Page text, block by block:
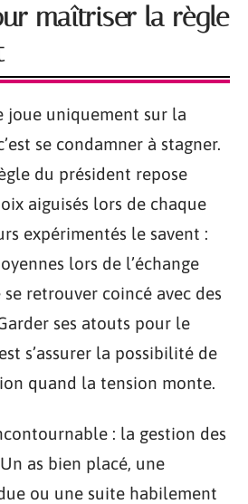
maîtriser la règle
joue uniquement sur la
se condamner à stagner.
du président repose
aiguisés lors de chaque
expérimentés le savent :
lors de l’échange
retrouver coincé avec des
ses atouts pour le
s’assurer la possibilité de
quand la tension monte.
: la gestion des
as bien placé, une
ou une suite habilement